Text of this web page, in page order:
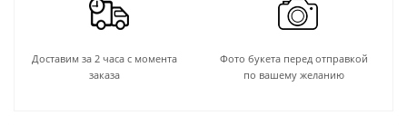
Доставим за 2 часа с момента
заказа
Фото букета перед отправкой
по вашему желанию